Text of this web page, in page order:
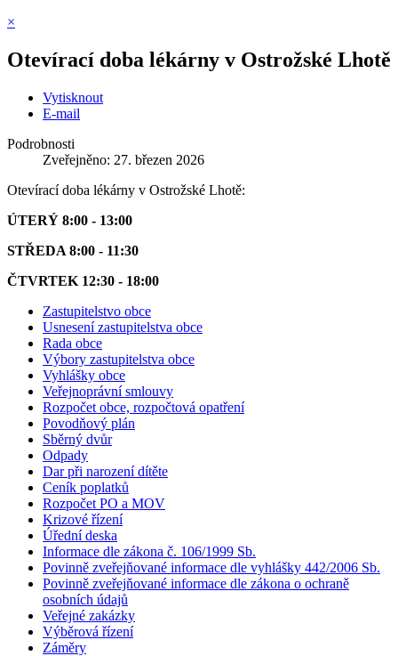
×
Otevírací doba lékárny v Ostrožské Lhotě
Vytisknout
E-mail
Podrobnosti
Zveřejněno: 27. březen 2026
Otevírací doba lékárny v Ostrožské Lhotě:
ÚTERÝ 8:00 - 13:00
STŘEDA 8:00 - 11:30
ČTVRTEK 12:30 - 18:00
Zastupitelstvo obce
Usnesení zastupitelstva obce
Rada obce
Výbory zastupitelstva obce
Vyhlášky obce
Veřejnoprávní smlouvy
Rozpočet obce, rozpočtová opatření
Povodňový plán
Sběrný dvůr
Odpady
Dar při narození dítěte
Ceník poplatků
Rozpočet PO a MOV
Krizové řízení
Úřední deska
Informace dle zákona č. 106/1999 Sb.
Povinně zveřejňované informace dle vyhlášky 442/2006 Sb.
Povinně zveřejňované informace dle zákona o ochraně
osobních údajů
Veřejné zakázky
Výběrová řízení
Záměry